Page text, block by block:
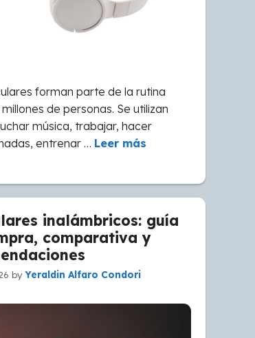
forman parte de la rutina
de personas. Se utilizan
música, trabajar, hacer
entrenar … Leer más
inalámbricos: guía
comparativa y
byYeraldin Alfaro Condori